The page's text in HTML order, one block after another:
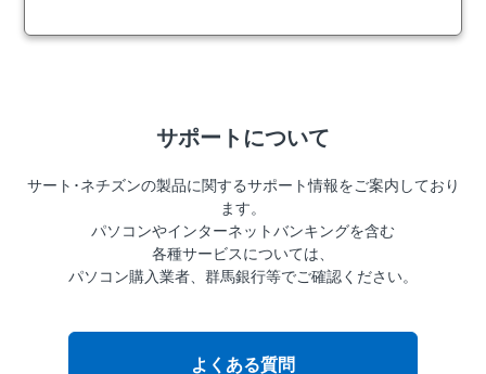
サポートについて
サート･ネチズンの製品に関するサポート情報をご案内しており
ます。
パソコンやインターネットバンキングを含む
各種サービスについては、
パソコン購入業者、群馬銀行等でご確認ください。
よくある質問